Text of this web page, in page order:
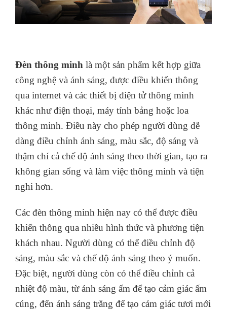
Đèn thông minh là một sản phẩm kết hợp giữa
công nghệ và ánh sáng, được điều khiển thông
qua internet và các thiết bị điện tử thông minh
khác như điện thoại, máy tính bảng hoặc loa
thông minh. Điều này cho phép người dùng dễ
dàng điều chỉnh ánh sáng, màu sắc, độ sáng và
thậm chí cả chế độ ánh sáng theo thời gian, tạo ra
không gian sống và làm việc thông minh và tiện
nghi hơn.
Các đèn thông minh hiện nay có thể được điều
khiển thông qua nhiều hình thức và phương tiện
khách nhau. Người dùng có thể điều chỉnh độ
sáng, màu sắc và chế độ ánh sáng theo ý muốn.
Đặc biệt, người dùng còn có thể điều chỉnh cả
nhiệt độ màu, từ ánh sáng ấm để tạo cảm giác ấm
cúng, đến ánh sáng trắng để tạo cảm giác tươi mới